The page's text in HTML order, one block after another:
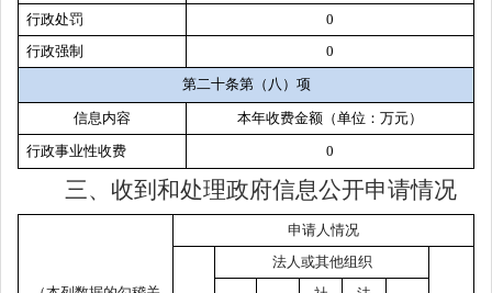
行政处罚
0
行政强制
0
第二十条第（八）项
信息内容
本年收费金额（单位：万元）
行政事业性收费
0
三、收到和处理政府信息公开申请情况
申请人情况
法人或其他组织